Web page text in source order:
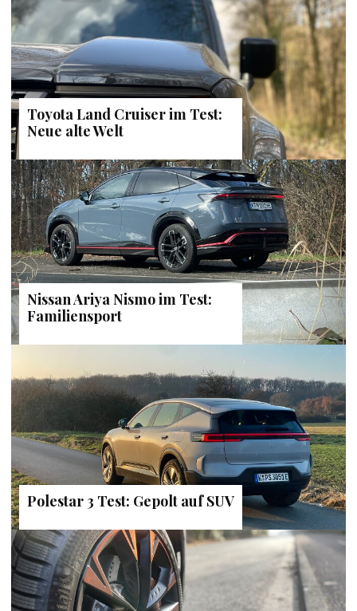
Toyota Land Cruiser im Test:
Neue alte Welt
Nissan Ariya Nismo im Test:
Familiensport
Polestar 3 Test: Gepolt auf SUV